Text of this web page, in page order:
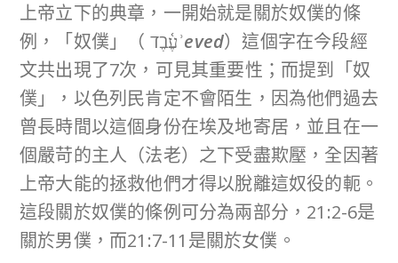
上帝立下的典章，一開始就是關於奴僕的條
例，「奴僕」（ עֶ֫בֶדʾeved）這個字在今段經
文共出現了7次，可見其重要性；而提到「奴
僕」，以色列民肯定不會陌生，因為他們過去
曾長時間以這個身份在埃及地寄居，並且在一
個嚴苛的主人（法老）之下受盡欺壓，全因著
上帝大能的拯救他們才得以脫離這奴役的軛。
這段關於奴僕的條例可分為兩部分，21:2-6是
關於男僕，而21:7-11是關於女僕。